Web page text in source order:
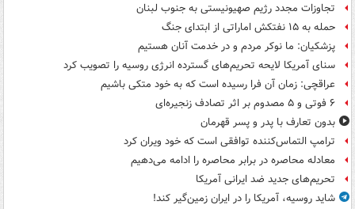
تجاوزات مجدد رژیم صهیونیستی به جنوب لبنان
حمله به ۱۵ نفتکش‌ اماراتی از ابتدای جنگ
پزشکیان: ما نوکر مردم و در خدمت آنان هستیم
سنای آمریکا لایحه تحریم‌های گسترده انرژی روسیه را تصویب کرد
عراقچی: زمان آن فرا رسیده است که به خود متکی باشیم
۶ فوتی و ۵ مصدوم بر اثر تصادف زنجیره‌ای
بدون تعارف با پدر و پسر قهرمان
ترامپ التماس‌کننده توافقی است که خود ویران کرد
معادله محاصره در برابر محاصره را ادامه می‌دهیم
تحریم‌های جدید ضد ایرانی آمریکا
شاید روسیه، آمریکا را در ایران زمین‌گیر کند!